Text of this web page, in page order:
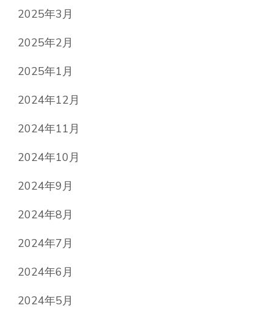
2025年3月
2025年2月
2025年1月
2024年12月
2024年11月
2024年10月
2024年9月
2024年8月
2024年7月
2024年6月
2024年5月